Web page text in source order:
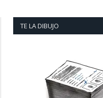
TE LA DIBUJO